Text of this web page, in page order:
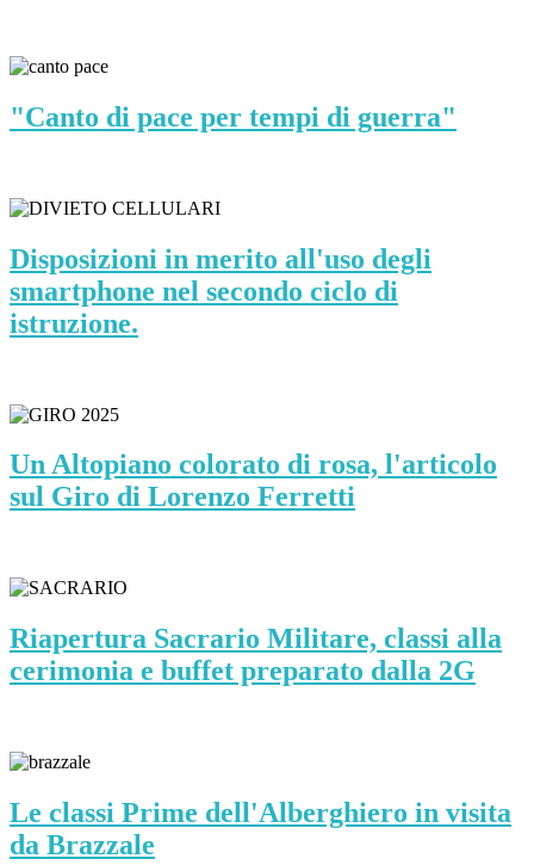
"Canto di pace per tempi di guerra"
Disposizioni in merito all'uso degli
smartphone nel secondo ciclo di
istruzione.
Un Altopiano colorato di rosa, l'articolo
sul Giro di Lorenzo Ferretti
Riapertura Sacrario Militare, classi alla
cerimonia e buffet preparato dalla 2G
Le classi Prime dell'Alberghiero in visita
da Brazzale